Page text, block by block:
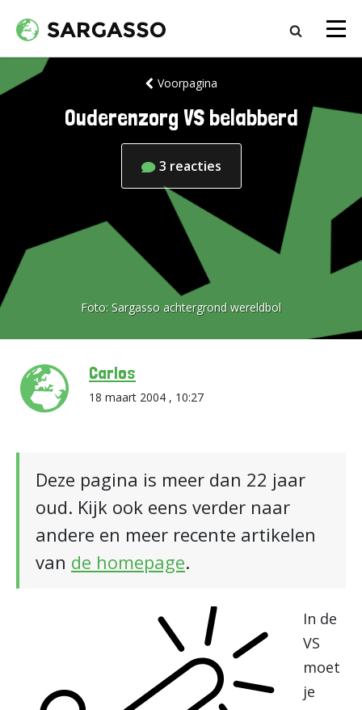
Voorpagina
Ouderenzorg VS belabberd
3 reacties
Foto: Sargasso achtergrond wereldbol
Carlos
18 maart 2004 , 10:27
Deze pagina is meer dan 22 jaar
oud. Kijk ook eens verder naar
andere en meer recente artikelen
van de homepage.
In de
VS
moet
je